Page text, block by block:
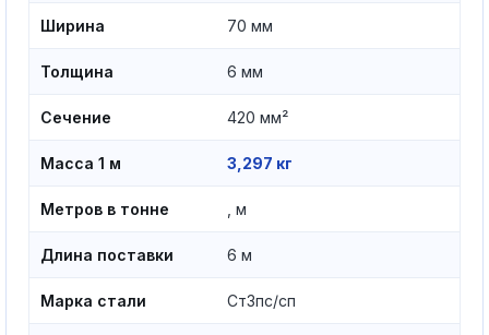
Ширина 70 мм
Толщина 6 мм
Сечение 420 мм²
Масса 1 м 3,297 кг
Метров в тонне , м
Длина поставки 6 м
Марка стали Ст3пс/сп